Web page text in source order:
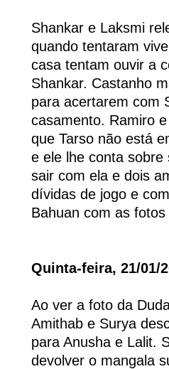
Shankar e Laksmi
quando tentaram
casa tentam ouvir a
Shankar. Castanho
para acertarem com
casamento. Ramiro
que Tarso não está
e ele lhe conta sobre
sair com ela e dois
dívidas de jogo e
Bahuan com as
Quinta-feira, 21/01/
Ao ver a foto da
Amithab e Surya
para Anusha e Lalit.
devolver o mangala